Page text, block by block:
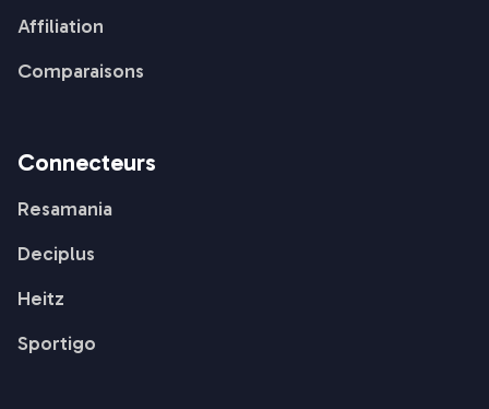
Affiliation
Comparaisons
Connecteurs
Resamania
Deciplus
Heitz
Sportigo